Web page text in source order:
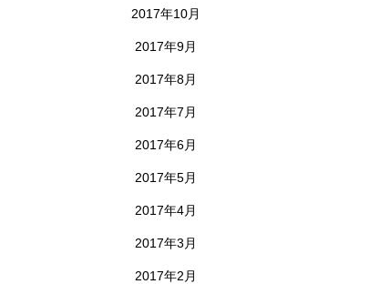
2017年10月
2017年9月
2017年8月
2017年7月
2017年6月
2017年5月
2017年4月
2017年3月
2017年2月